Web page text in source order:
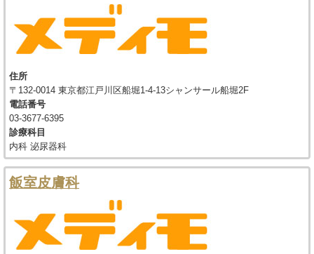
住所
〒132-0014 東京都江戸川区船堀1-4-13シャンサール船堀2F
電話番号
03-3677-6395
診療科目
内科 泌尿器科
飯室皮膚科